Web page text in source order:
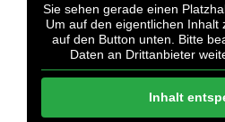
Sie sehen gerade einen
Um auf den eigentlichen Inhalt
auf den Button unten. Bitte
Daten an Drittanbieter
Inhalt